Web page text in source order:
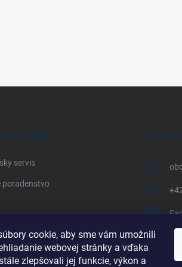
cookie, aby sme vám umožnili
webovej stránky a vďaka
zlepšovali jej funkcie, výkon a
SLUŽBY
servis
poradenstvo